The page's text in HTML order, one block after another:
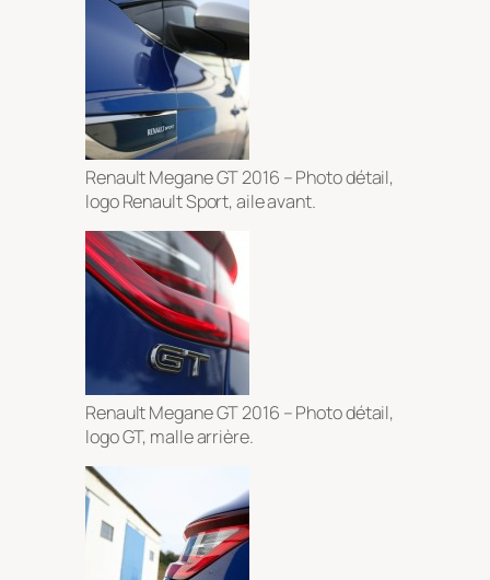
Renault Megane GT 2016 – Photo détail,
logo Renault Sport, aile avant.
Renault Megane GT 2016 – Photo détail,
logo GT, malle arrière.